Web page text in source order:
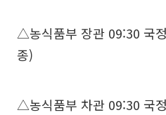
△농식품부 장관 09:30 국
종)
△농식품부 차관 09:30 국